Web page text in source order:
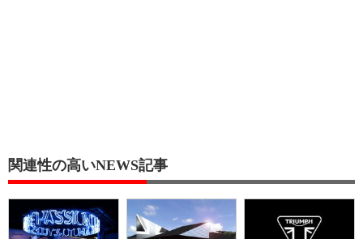
関連性の高いNEWS記事